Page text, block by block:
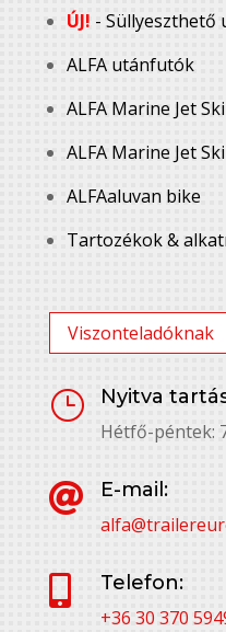
ÚJ! - Süllyeszthető
ALFA utánfutók
ALFA Marine Jet
ALFA Marine Jet Ski
ALFAaluvan bike
Tartozékok &
Viszonteladóknak
}
Nyitva
Hétfő-péntek:

E-mail:

Telefon:
+36 30 370